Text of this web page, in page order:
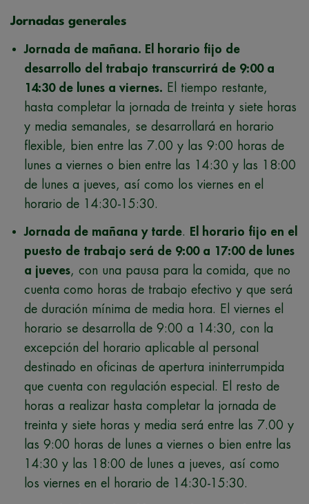
Jornadas generales
Jornada de mañana. El horario fijo de
desarrollo del trabajo transcurrirá de 9:00 a
14:30 de lunes a viernes. El tiempo restante,
hasta completar la jornada de treinta y siete horas
y media semanales, se desarrollará en horario
flexible, bien entre las 7.00 y las 9:00 horas de
lunes a viernes o bien entre las 14:30 y las 18:00
de lunes a jueves, así como los viernes en el
horario de 14:30-15:30.
Jornada de mañana y tarde.
El horario fijo en el
puesto de trabajo será de 9:00 a 17:00 de lunes
a jueves, con una pausa para la comida, que no
cuenta como horas de trabajo efectivo y que será
de duración mínima de media hora. El viernes el
horario se desarrolla de 9:00 a 14:30, con la
excepción del horario aplicable al personal
destinado en oficinas de apertura ininterrumpida
que cuenta con regulación especial. El resto de
horas a realizar hasta completar la jornada de
treinta y siete horas y media será entre las 7.00 y
las 9:00 horas de lunes a viernes o bien entre las
14:30 y las 18:00 de lunes a jueves, así como
los viernes en el horario de 14:30-15:30.